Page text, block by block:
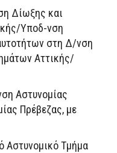
Δίωξης και
Υποδ-νση
στη Δ/νση
Αττικής/
Αστυνομίας
Πρέβεζας, με
Αστυνομικό Τμήμα